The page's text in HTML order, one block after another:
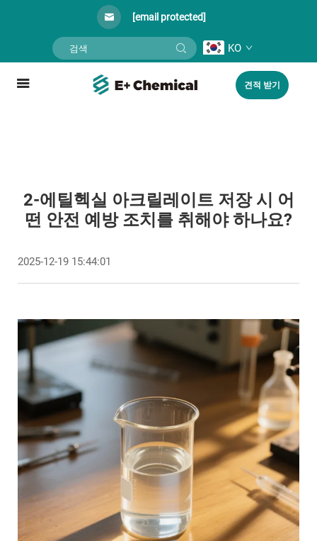
[email protected]
KO
견적 받기
2-에틸헥실 아크릴레이트 저장 시 어
떤 안전 예방 조치를 취해야 하나요?
2025-12-19 15:44:01